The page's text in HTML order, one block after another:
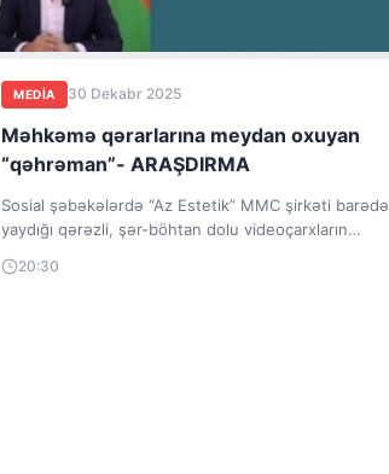
MEDİA 30 Dekabr 2025
Məhkəmə qərarlarına meydan oxuyan
“qəhrəman”- ARAŞDIRMA
Sosial şəbəkələrdə “Az Estetik” MMC şirkəti barədə
yaydığı qərəzli, şər-böhtan dolu videoçarxların
təkzib verilməsi, işgüzar...
20:30